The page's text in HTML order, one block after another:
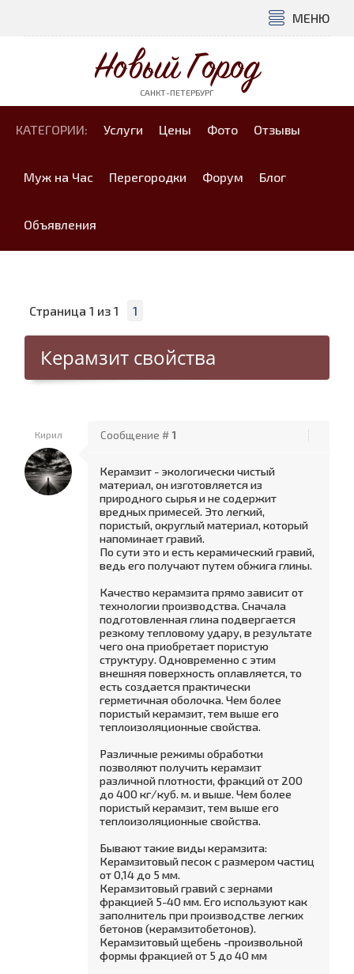
МЕНЮ
Новый Город
САНКТ-ПЕТЕРБУРГ
КАТЕГОРИИ: Услуги Цены Фото Отзывы
Муж на Час Перегородки Форум Блог
Объявления
Страница 1 из 1 1
Керамзит свойства
Кирил Сообщение #1
Керамзит - экологически чистый
материал, он изготовляется из
природного сырья и не содержит
вредных примесей. Это легкий,
пористый, округлый материал, который
напоминает гравий.
По сути это и есть керамический гравий,
ведь его получают путем обжига глины.
Качество керамзита прямо зависит от
технологии производства. Сначала
подготовленная глина подвергается
резкому тепловому удару, в результате
чего она приобретает пористую
структуру. Одновременно с этим
внешняя поверхность оплавляется, то
есть создается практически
герметичная оболочка. Чем более
пористый керамзит, тем выше его
теплоизоляционные свойства.
Различные режимы обработки
позволяют получить керамзит
различной плотности, фракций от 200
до 400 кг/куб. м. и выше. Чем более
пористый керамзит, тем выше его
теплоизоляционные свойства.
Бывают такие виды керамзита:
Керамзитовый песок с размером частиц
от 0,14 до 5 мм.
Керамзитовый гравий с зернами
фракцией 5-40 мм. Его используют как
заполнитель при производстве легких
бетонов (керамзитобетонов).
Керамзитовый щебень -произвольной
формы фракцией от 5 до 40 мм